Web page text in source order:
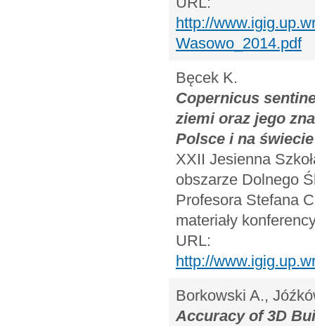
http://
Wasowo_2014.pdf
Bęcek K.
Copernicus
ziemi oraz jego
Polsce i na świecie
XXII Jesienna
obszarze Dolnego
Profesora Stefana
materiały
URL:
http://
Borkowski A.,
Accuracy of 3D